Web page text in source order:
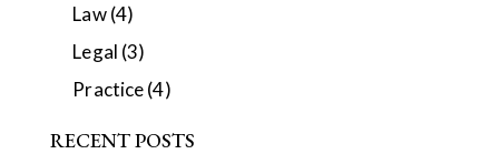
Law(4)
Legal (3)
Practice(4)
RECENT POSTS